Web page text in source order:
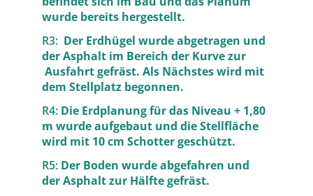
wurde bereits hergestellt.
R3: Der Erdhügel wurde abgetragen und
der Asphalt im Bereich der Kurve zur
Ausfahrt gefräst. Als Nächstes wird mit
dem Stellplatz begonnen.
R4: Die Erdplanung für das Niveau + 1,80
m wurde aufgebaut und die Stellfläche
wird mit 10 cm Schotter geschützt.
R5: Der Boden wurde abgefahren und
der Asphalt zur Hälfte gefräst.